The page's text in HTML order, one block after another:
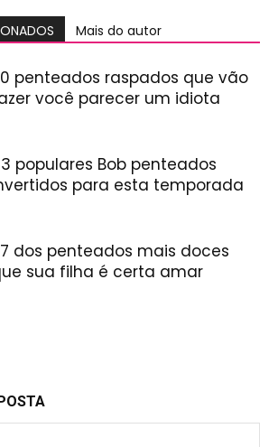
Mais do autor
penteados raspados que vão
você parecer um idiota
populares Bob penteados
para esta temporada
dos penteados mais doces
sua filha é certa amar